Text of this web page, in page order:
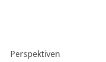
Perspektiven